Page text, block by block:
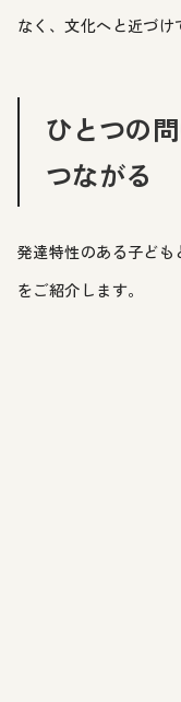
なく、文化へと近づけ
ひとつの
つながる
発達特性のある子ど
をご紹介します。